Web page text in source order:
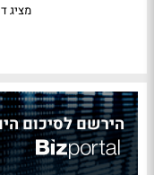
מציג דף 1
הירשם לסיכום